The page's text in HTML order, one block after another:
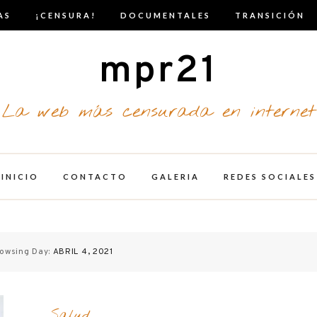
¡CENSURA! DOCUMENTALES TRANSICIÓN
mpr21
La web más censurada en internet
INICIO CONTACTO GALERIA REDES SOCIALES
Day: ABRIL 4, 2021